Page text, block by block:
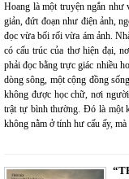
Hoang là một truyện ngắn
giản, đứt đoạn như điện ảnh,
đọc vừa bối rối vừa ám ảnh.
có cấu trúc của thơ hiện đại,
phải đọc bằng trực giác nhiều
dòng sông, một cộng đồng
không được học chữ, nơi
trật tự bình thường. Đó là một
không nằm ở tính hư cấu ấy,